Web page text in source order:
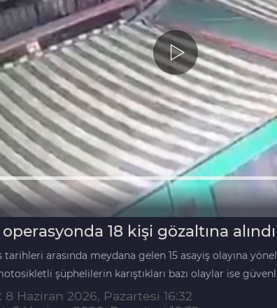
18 kişi gözaltına alındı
tarihleri arasında meydana gelen 15 asayiş olayına
şüphelilerin karıştıkları bazı olaylar ise
Haziran 2026, Pazartesi 16:32